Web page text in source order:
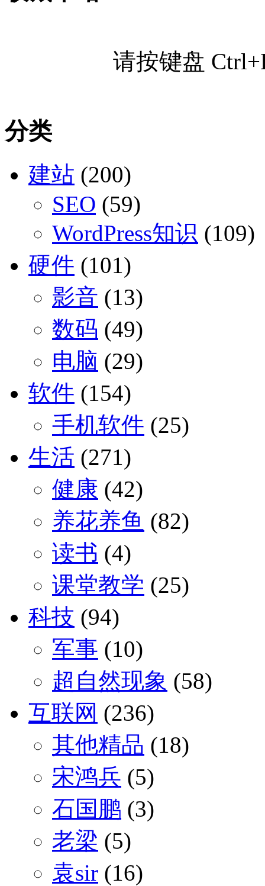
请按键盘
分类
建站 (200)
SEO (59)
WordPress知识 (109)
硬件 (101)
影音 (13)
数码 (49)
电脑 (29)
软件 (154)
手机软件 (25)
生活 (271)
健康 (42)
养花养鱼 (82)
读书 (4)
课堂教学 (25)
科技 (94)
军事 (10)
超自然现象 (58)
互联网 (236)
其他精品 (18)
宋鸿兵 (5)
石国鹏 (3)
老梁 (5)
袁sir (16)